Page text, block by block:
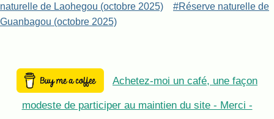
naturelle de Laohegou (octobre 2025)
#Réserve naturelle de
Guanbagou (octobre 2025)
Achetez-moi un café, une façon
modeste de participer au maintien du site - Merci -